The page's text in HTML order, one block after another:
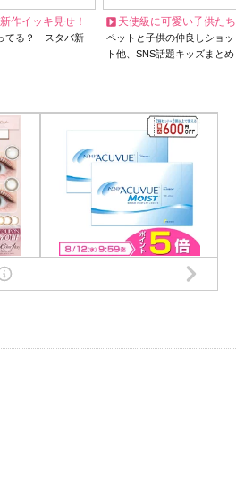
作イッキ見せ！
てる？ スタバ新
天使級に可愛い子供たち
ペットと子供の仲良しショッ
ト他、SNS話題キッズまとめ